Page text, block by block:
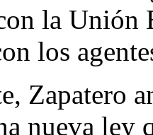
la Unión
los
Zapatero
nueva ley